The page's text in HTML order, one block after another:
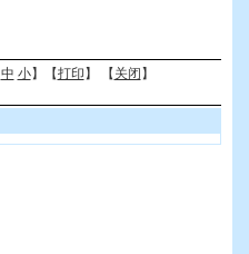
中 小】【打印 】 【 关闭 】